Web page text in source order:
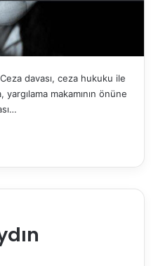
davası, ceza hukuku ile
makamının önüne